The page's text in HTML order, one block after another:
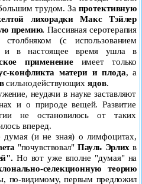
трудом. За протективную
лихорадки Макс Тэйлер
премию. Пассивная серотерапия
(с использованием
и в настоящее время ушла в
применениеимеет только
конфликта матери и плода, а
сильнодействующихядов.
неудачи в науке заставляют
и о природе вещей. Развитие
не остановилось от таких
вперед.
(и не зная) о лимфоцитах,
"почувствовал"Пауль Эрлихв
Но вот уже вполне "думая" на
селекционную теорию
по-видимому, первым предложил